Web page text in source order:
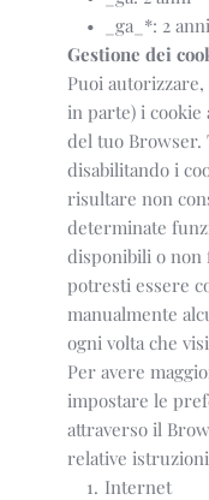
_ga_*: 2 anni
Gestione dei
Puoi
in parte) i cookie
del tuo Browser.
disabilitando i
risultare non
determinate
disponibili o non
potresti essere
manualmente
ogni volta che
Per avere
impostare le
attraverso il
relative
Internet